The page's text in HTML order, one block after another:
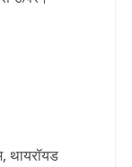
थायरॉयड